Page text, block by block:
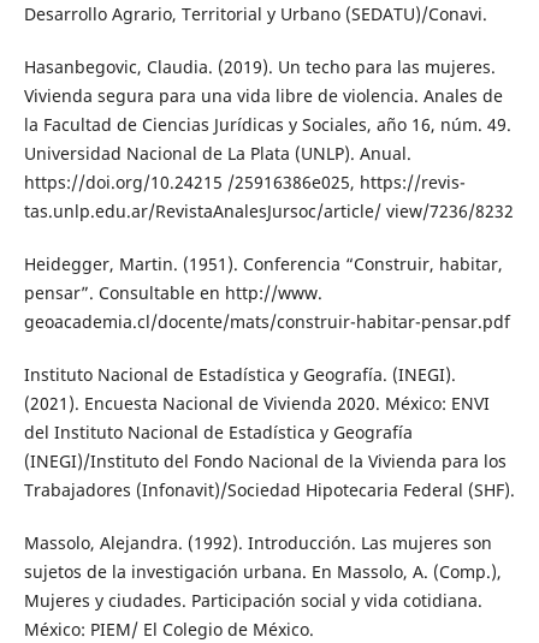
Desarrollo Agrario, Territorial y Urbano (SEDATU)/Conavi.
Hasanbegovic, Claudia. (2019). Un techo para las mujeres.
Vivienda segura para una vida libre de violencia. Anales de
la Facultad de Ciencias Jurídicas y Sociales, año 16, núm. 49.
Universidad Nacional de La Plata (UNLP). Anual.
https://doi.org/10.24215 /25916386e025, https://revis-
tas.unlp.edu.ar/RevistaAnalesJursoc/article/ view/7236/8232
Heidegger, Martin. (1951). Conferencia “Construir, habitar,
pensar”. Consultable en http://www.
geoacademia.cl/docente/mats/construir-habitar-pensar.pdf
Instituto Nacional de Estadística y Geografía. (INEGI).
(2021). Encuesta Nacional de Vivienda 2020. México: ENVI
del Instituto Nacional de Estadística y Geografía
(INEGI)/Instituto del Fondo Nacional de la Vivienda para los
Trabajadores (Infonavit)/Sociedad Hipotecaria Federal (SHF).
Massolo, Alejandra. (1992). Introducción. Las mujeres son
sujetos de la investigación urbana. En Massolo, A. (Comp.),
Mujeres y ciudades. Participación social y vida cotidiana.
México: PIEM/ El Colegio de México.